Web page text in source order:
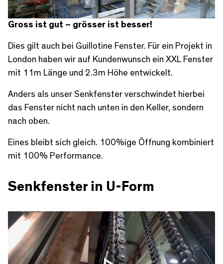
Gross ist gut – grösser ist besser!
Dies gilt auch bei Guillotine Fenster. Für ein Projekt in
London haben wir auf Kundenwunsch ein XXL Fenster
mit 11m Länge und 2.3m Höhe entwickelt.
Anders als unser Senkfenster verschwindet hierbei
das Fenster nicht nach unten in den Keller, sondern
nach oben.
Eines bleibt sich gleich. 100%ige Öffnung kombiniert
mit 100% Performance.
Senkfenster in U-Form